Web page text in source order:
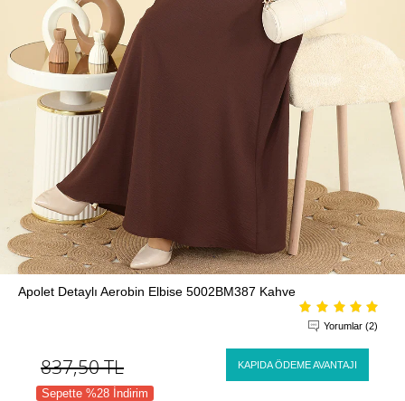
Apolet Detaylı Aerobin Elbise 5002BM387 Kahve
Yorumlar (2)
837,50TL KAPIDA ÖDEME AVANTAJI
Sepette %28 İndirim